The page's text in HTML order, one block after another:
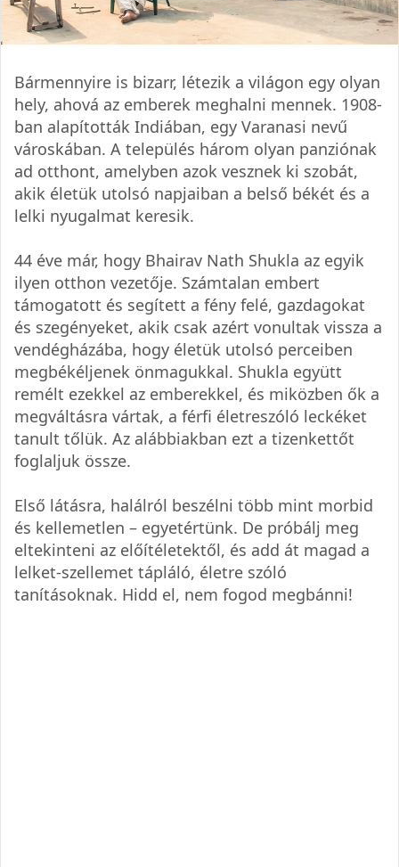
Bármennyire is bizarr, létezik a világon egy olyan
hely, ahová az emberek meghalni mennek. 1908-
ban alapították Indiában, egy Varanasi nevű
városkában. A település három olyan panziónak
ad otthont, amelyben azok vesznek ki szobát,
akik életük utolsó napjaiban a belső békét és a
lelki nyugalmat keresik.
44 éve már, hogy Bhairav Nath Shukla az egyik
ilyen otthon vezetője. Számtalan embert
támogatott és segített a fény felé, gazdagokat
és szegényeket, akik csak azért vonultak vissza a
vendégházába, hogy életük utolsó perceiben
megbékéljenek önmagukkal. Shukla együtt
remélt ezekkel az emberekkel, és miközben ők a
megváltásra vártak, a férfi életreszóló leckéket
tanult tőlük. Az alábbiakban ezt a tizenkettőt
foglaljuk össze.
Első látásra, halálról beszélni több mint morbid
és kellemetlen – egyetértünk. De próbálj meg
eltekinteni az előítéletektől, és add át magad a
lelket-szellemet tápláló, életre szóló
tanításoknak. Hidd el, nem fogod megbánni!